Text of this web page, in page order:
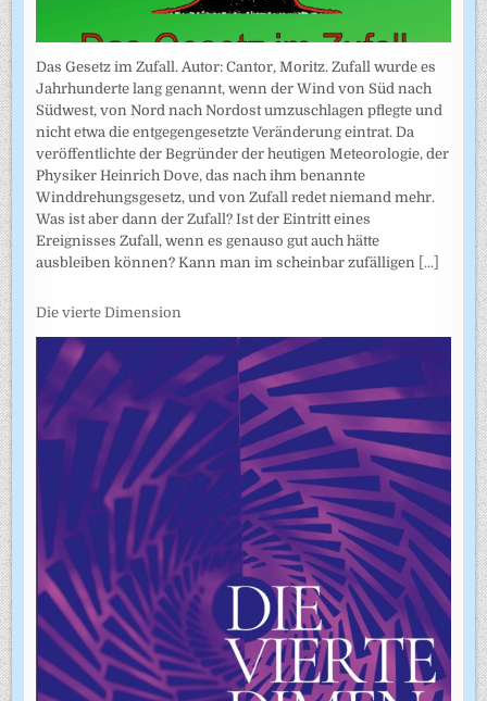
Das Gesetz im Zufall. Autor: Cantor, Moritz. Zufall wurde es
Jahrhunderte lang genannt, wenn der Wind von Süd nach
Südwest, von Nord nach Nordost umzuschlagen pflegte und
nicht etwa die entgegengesetzte Veränderung eintrat. Da
veröffentlichte der Begründer der heutigen Meteorologie, der
Physiker Heinrich Dove, das nach ihm benannte
Winddrehungsgesetz, und von Zufall redet niemand mehr.
Was ist aber dann der Zufall? Ist der Eintritt eines
Ereignisses Zufall, wenn es genauso gut auch hätte
ausbleiben können? Kann man im scheinbar zufälligen [...]
Die vierte Dimension